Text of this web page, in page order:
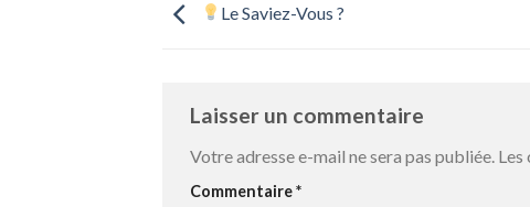
Le Saviez-Vous ?
Laisser un commentaire
Votre adresse e-mail ne sera pas publiée. Les
Commentaire*